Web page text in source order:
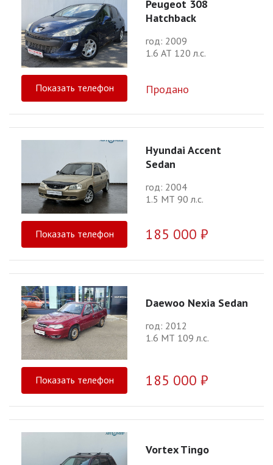
Peugeot 308
Hatchback
год: 2009
1.6 АТ 120 л.с.
Показать телефон Продано
Hyundai Accent
Sedan
год: 2004
1.5 МТ 90 л.с.
Показать телефон 185 000 ₽
Daewoo Nexia Sedan
год: 2012
1.6 МТ 109 л.с.
Показать телефон 185 000 ₽
Vortex Tingo